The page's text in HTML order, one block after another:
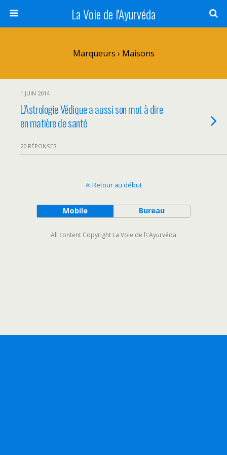
La Voie de l'Ayurvéda
Marqueurs › Maisons
1 JUIN 2014
L’Astrologie Védique a aussi son mot à dire
en matière de santé
20 RÉPONSES
Retour au début
Mobile Bureau
All content Copyright La Voie de l\'Ayurvéda